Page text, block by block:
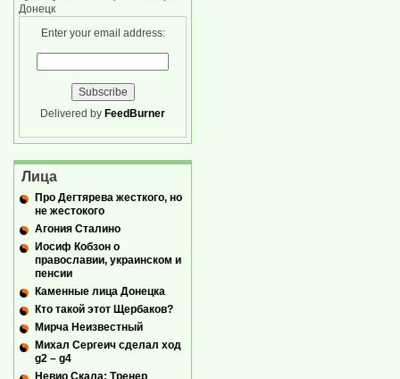
Донецк
Enter your email address:
Delivered by FeedBurner
Лица
Про Дегтярева жесткого, но
не жестокого
Агония Сталино
Иосиф Кобзон о
православии, украинском и
пенсии
Каменные лица Донецка
Кто такой этот Щербаков?
Мирча Неизвестный
Михал Сергеич сделал ход
g2 – g4
Невио Скала: Тренер